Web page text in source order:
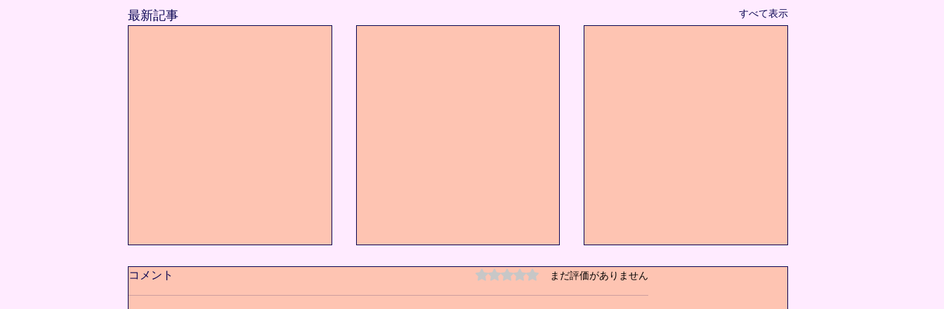
最新記事 すべて表示
コメント 5つ星のうち0と評価されています。
まだ評価がありません